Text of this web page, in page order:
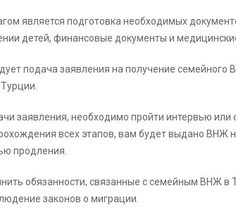
является подготовка необходимых
детей, финансовые документы и
подача заявления на получение
заявления, необходимо пройти интервью или
всех этапов, вам будет выдано ВНЖ
продления.
обязанности, связанные с семейным ВНЖ в
законов о миграции.